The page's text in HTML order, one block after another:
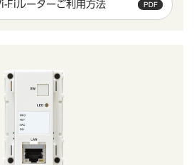
Fiルーターご利用方法